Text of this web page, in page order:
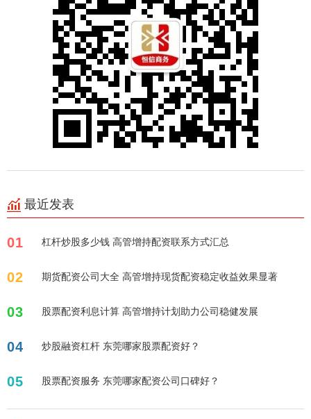
最近发表
01 杠杆炒股多少钱 高管增持配资联系方式汇总
02 期货配资公司大全 高管增持现货配资稳定收益效果显著
03 股票配资利息计算 高管增持计划助力公司稳健发展
04 炒股融资杠杆 东莞哪家股票配资好？
05 股票配资服务 东莞哪家配资公司口碑好？